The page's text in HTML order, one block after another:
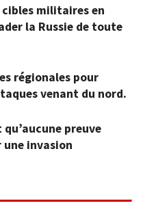
cibles militaires en
la Russie de toute
régionales pour
venant du nord.
preuve
invasion